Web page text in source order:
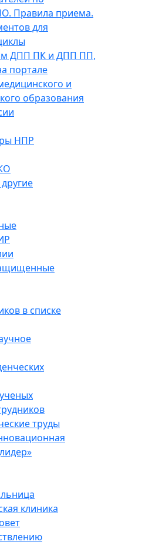
Правила приема.
для
ДПП ПК и ДПП ПП,
портале
и
образования
НПР
в списке
труды
клиника